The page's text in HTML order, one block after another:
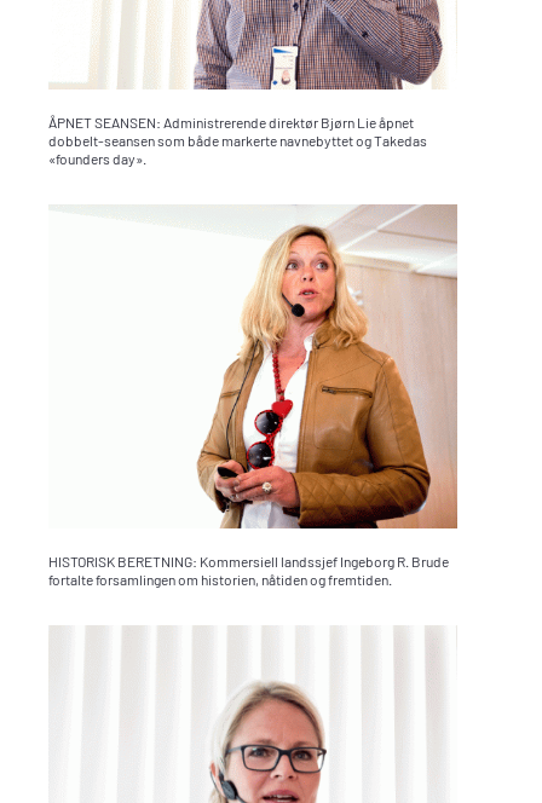
ÅPNET SEANSEN: Administrerende direktør Bjørn Lie åpnet
dobbelt-seansen som både markerte navnebyttet og Takedas
«founders day».
HISTORISK BERETNING: Kommersiell landssjef Ingeborg R. Brude
fortalte forsamlingen om historien, nåtiden og fremtiden.